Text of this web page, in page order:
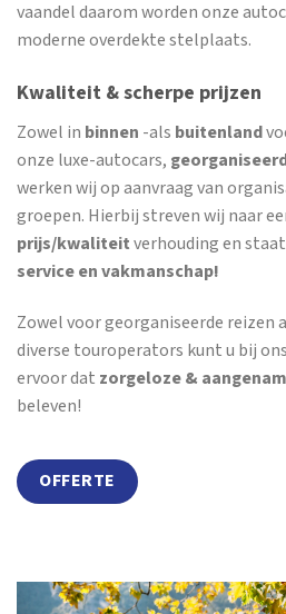
vaandel daarom worden onze
moderne overdekte stelplaats.
Kwaliteit & scherpe prijzen
Zowel in binnen -als buitenland
onze luxe-autocars,
werken wij op aanvraag van
groepen. Hierbij streven wij naar
prijs/kwaliteitverhouding en
service en vakmanschap!
Zowel voor georganiseerde reizen
diverse touroperators kunt u bij
ervoor dat zorgeloze &
beleven!
OFFERTE